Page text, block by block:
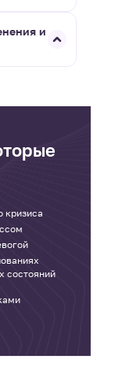
и
кризиса
состояний